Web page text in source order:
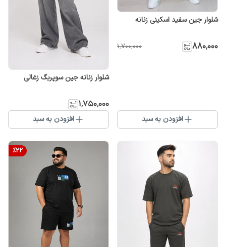
شلوار جین سفید اسکینی زنانه
۸۸۰٬۰۰۰ ۱٬۷۰۰٬۰۰۰
افزودن به سبد
شلوار زنانه جین سوپربگ زغالی
۱٬۷۵۰٬۰۰۰
افزودن به سبد
%22